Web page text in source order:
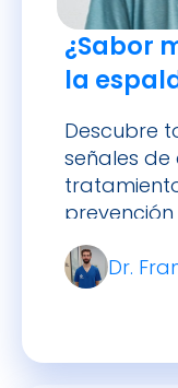
¿Sabor
la
Descubre
señales
Dr.